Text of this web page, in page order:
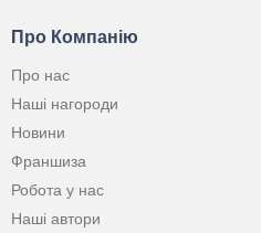
Про Компанію
Про нас
Наші нагороди
Новини
Франшиза
Робота у нас
Наші автори